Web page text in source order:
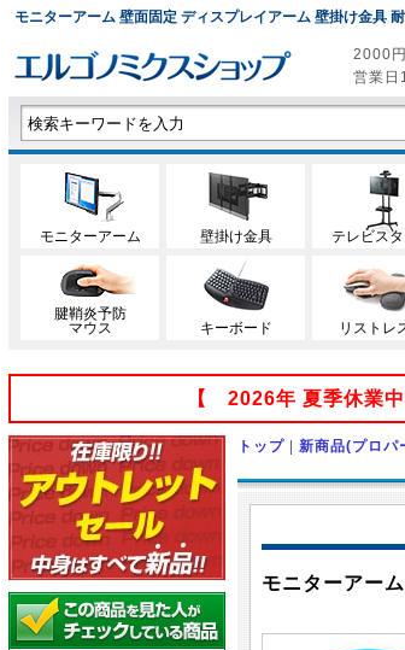
モニターアーム 壁面固定 ディスプレイアーム 壁掛け金具
2000
営業日
モニターアーム 壁掛け金具 テレビス
腱鞘炎予防
マウス
キーボード リストレ
【 2026年 夏季休業
トップ | 新商品(プロパ
モニターアー